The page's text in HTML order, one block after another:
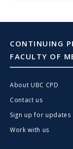
CONTINUING
FACULTY OF
About UBC CPD
Contact us
Sign up for updates
Work with us